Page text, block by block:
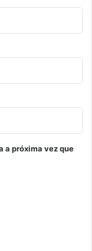
a próxima vez que